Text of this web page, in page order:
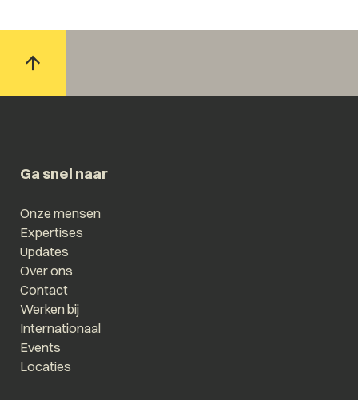
Ga snel naar
Onze mensen
Expertises
Updates
Over ons
Contact
Werken bij
Internationaal
Events
Locaties